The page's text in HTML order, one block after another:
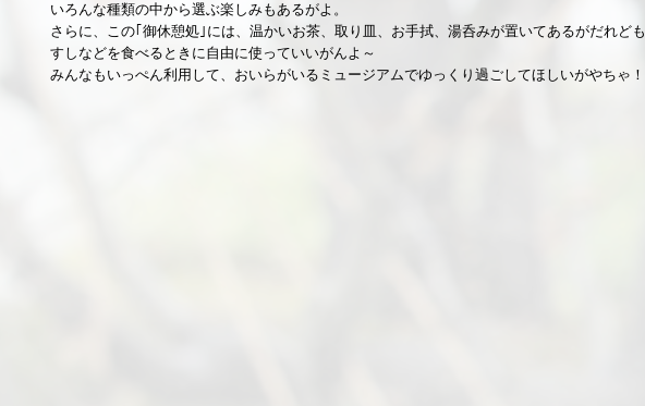
いろんな種類の中から選ぶ楽しみもあるがよ。
さらに、この｢御休憩処｣には、温かいお茶、取り皿、お手拭、湯呑みが置いてあるがだれども
すしなどを食べるときに自由に使っていいがんよ～
みんなもいっぺん利用して、おいらがいるミュージアムでゆっくり過ごしてほしいがやちゃ！